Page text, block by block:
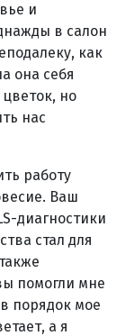
и
в салон
как
она себя
но
нас
работу
Ваш
диагностики
стал для
помогли мне
порядок мое
а я